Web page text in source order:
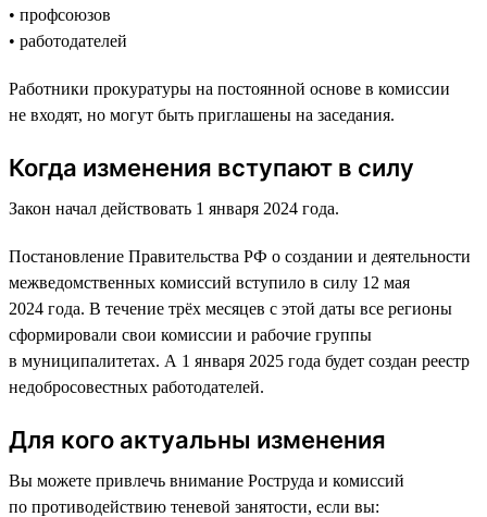
• профсоюзов
• работодателей
Работники прокуратуры на постоянной основе в комиссии
не входят, но могут быть приглашены на заседания.
Когда изменения вступают в силу
Закон начал действовать 1 января 2024 года.
Постановление Правительства РФ о создании и деятельности
межведомственных комиссий вступило в силу 12 мая
2024 года. В течение трёх месяцев с этой даты все регионы
сформировали свои комиссии и рабочие группы
в муниципалитетах. А 1 января 2025 года будет создан реестр
недобросовестных работодателей.
Для кого актуальны изменения
Вы можете привлечь внимание Роструда и комиссий
по противодействию теневой занятости, если вы: